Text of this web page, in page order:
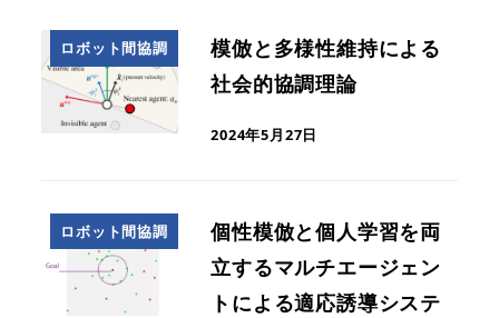
ロボット間協調
模倣と多様性維持による
社会的協調理論
2024年5月27日
ロボット間協調
個性模倣と個人学習を両
立するマルチエージェン
トによる適応誘導システ